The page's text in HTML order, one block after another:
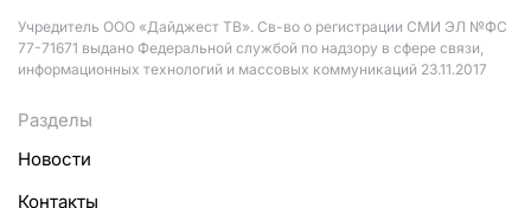
Учредитель ООО «Дайджест ТВ». Св-во о регистрации СМИ ЭЛ №ФС
77-71671 выдано Федеральной службой по надзору в сфере связи,
информационных технологий и массовых коммуникаций 23.11.2017
Разделы
Новости
Контакты